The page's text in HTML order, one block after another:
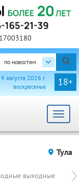
по новостям
18+
9 августа 2026 г.
воскресенье
Toggle
Тула
выходные